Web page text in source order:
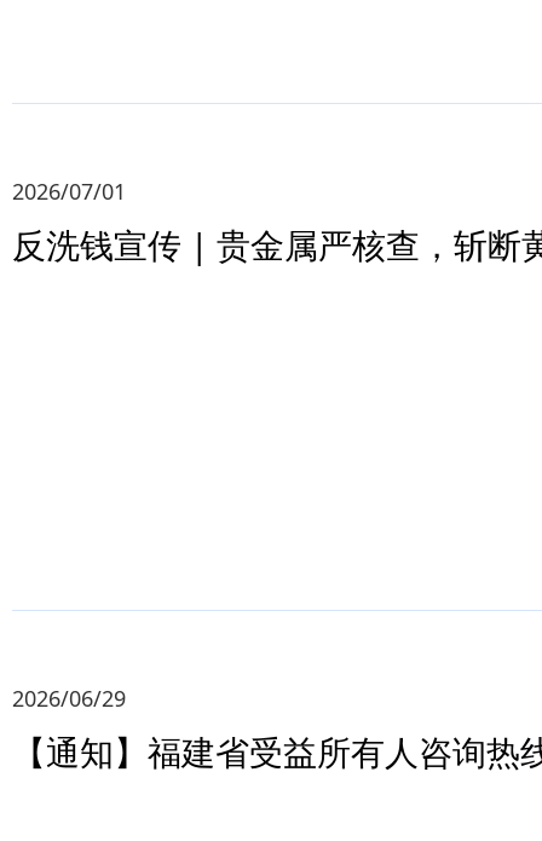
2026/07/01
反洗钱宣传 | 贵金属严核查，斩断
2026/06/29
【通知】福建省受益所有人咨询热